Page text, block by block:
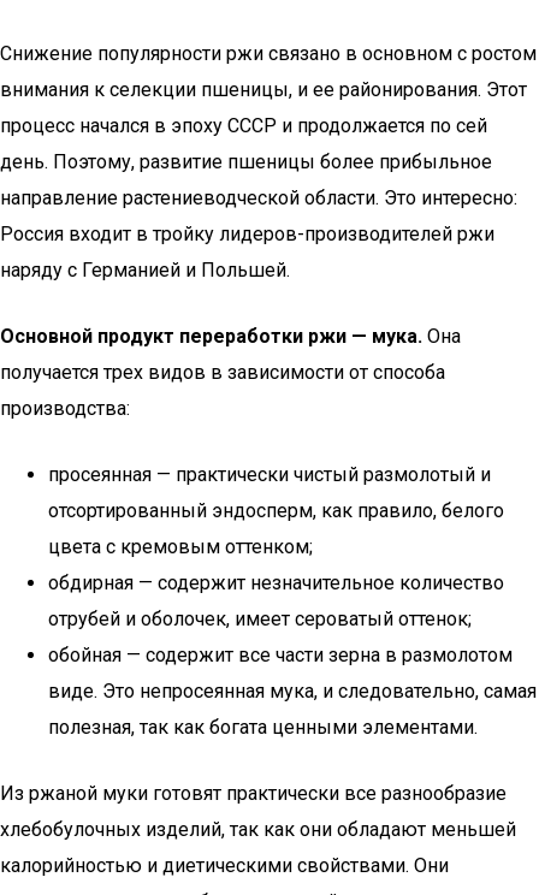
Снижение популярности ржи связано в основном с ростом
внимания к селекции пшеницы, и ее районирования. Этот
процесс начался в эпоху СССР и продолжается по сей
день. Поэтому, развитие пшеницы более прибыльное
направление растениеводческой области. Это интересно:
Россия входит в тройку лидеров-производителей ржи
наряду с Германией и Польшей.
Основной продукт переработки ржи — мука. Она
получается трех видов в зависимости от способа
производства:
просеянная — практически чистый размолотый и
отсортированный эндосперм, как правило, белого
цвета с кремовым оттенком;
обдирная — содержит незначительное количество
отрубей и оболочек, имеет сероватый оттенок;
обойная — содержит все части зерна в размолотом
виде. Это непросеянная мука, и следовательно, самая
полезная, так как богата ценными элементами.
Из ржаной муки готовят практически все разнообразие
хлебобулочных изделий, так как они обладают меньшей
калорийностью и диетическими свойствами. Они